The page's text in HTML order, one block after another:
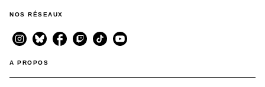
NOS RÉSEAUX
A PROPOS